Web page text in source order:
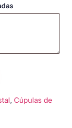
, Cúpulas de